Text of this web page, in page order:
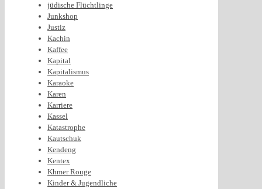
jüdische Flüchtlinge
Junkshop
Justiz
Kachin
Kaffee
Kapital
Kapitalismus
Karaoke
Karen
Karriere
Kassel
Katastrophe
Kautschuk
Kendeng
Kentex
Khmer Rouge
Kinder & Jugendliche